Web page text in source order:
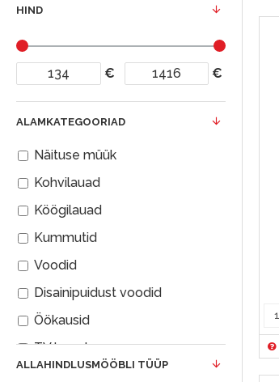
HIND
€ €
ALAMKATEGOORIAD
Näituse müük
Kohvilauad
Köögilauad
Kummutid
Voodid
Disainipuidust voodid
Öökausid
TV lauad
ALLAHINDLUSMÖÖBLI TÜÜP